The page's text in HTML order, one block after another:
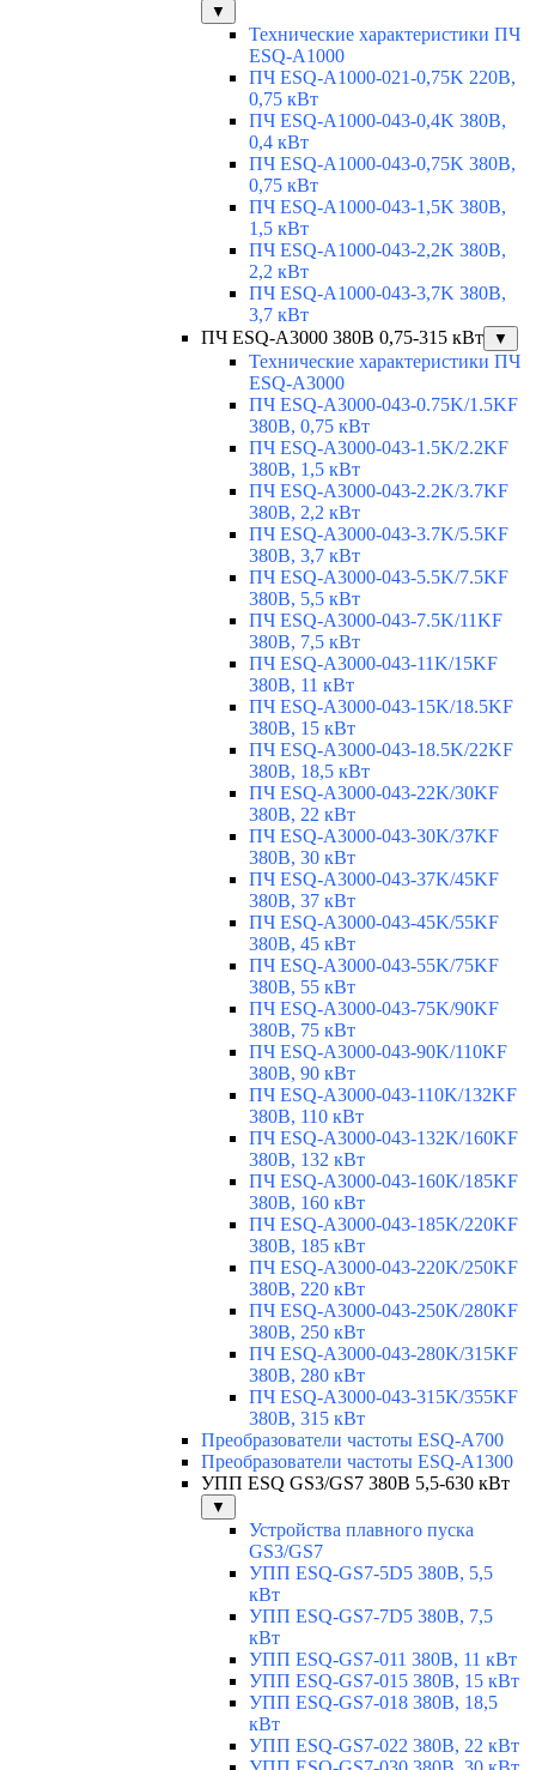
▼
Технические характеристики ПЧ
ESQ-A1000
ПЧ ESQ-A1000-021-0,75K 220В,
0,75 кВт
ПЧ ESQ-A1000-043-0,4K 380В,
0,4 кВт
ПЧ ESQ-A1000-043-0,75K 380В,
0,75 кВт
ПЧ ESQ-A1000-043-1,5K 380В,
1,5 кВт
ПЧ ESQ-A1000-043-2,2K 380В,
2,2 кВт
ПЧ ESQ-A1000-043-3,7K 380В,
3,7 кВт
ПЧ ESQ-A3000 380В 0,75-315 кВт
▼
Технические характеристики ПЧ
ESQ-A3000
ПЧ ESQ-A3000-043-0.75K/1.5KF
380В, 0,75 кВт
ПЧ ESQ-A3000-043-1.5K/2.2KF
380В, 1,5 кВт
ПЧ ESQ-A3000-043-2.2K/3.7KF
380В, 2,2 кВт
ПЧ ESQ-A3000-043-3.7K/5.5KF
380В, 3,7 кВт
ПЧ ESQ-A3000-043-5.5K/7.5KF
380В, 5,5 кВт
ПЧ ESQ-A3000-043-7.5K/11KF
380В, 7,5 кВт
ПЧ ESQ-A3000-043-11K/15KF
380В, 11 кВт
ПЧ ESQ-A3000-043-15K/18.5KF
380В, 15 кВт
ПЧ ESQ-A3000-043-18.5K/22KF
380В, 18,5 кВт
ПЧ ESQ-A3000-043-22K/30KF
380В, 22 кВт
ПЧ ESQ-A3000-043-30K/37KF
380В, 30 кВт
ПЧ ESQ-A3000-043-37K/45KF
380В, 37 кВт
ПЧ ESQ-A3000-043-45K/55KF
380В, 45 кВт
ПЧ ESQ-A3000-043-55K/75KF
380В, 55 кВт
ПЧ ESQ-A3000-043-75K/90KF
380В, 75 кВт
ПЧ ESQ-A3000-043-90K/110KF
380В, 90 кВт
ПЧ ESQ-A3000-043-110K/132KF
380В, 110 кВт
ПЧ ESQ-A3000-043-132K/160KF
380В, 132 кВт
ПЧ ESQ-A3000-043-160K/185KF
380В, 160 кВт
ПЧ ESQ-A3000-043-185K/220KF
380В, 185 кВт
ПЧ ESQ-A3000-043-220K/250KF
380В, 220 кВт
ПЧ ESQ-A3000-043-250K/280KF
380В, 250 кВт
ПЧ ESQ-A3000-043-280K/315KF
380В, 280 кВт
ПЧ ESQ-A3000-043-315K/355KF
380В, 315 кВт
Преобразователи частоты ESQ-A700
Преобразователи частоты ESQ-A1300
УПП ESQ GS3/GS7 380В 5,5-630 кВт
▼
Устройства плавного пуска
GS3/GS7
УПП ESQ-GS7-5D5 380В, 5,5
кВт
УПП ESQ-GS7-7D5 380В, 7,5
кВт
УПП ESQ-GS7-011 380В, 11 кВт
УПП ESQ-GS7-015 380В, 15 кВт
УПП ESQ-GS7-018 380В, 18,5
кВт
УПП ESQ-GS7-022 380В, 22 кВт